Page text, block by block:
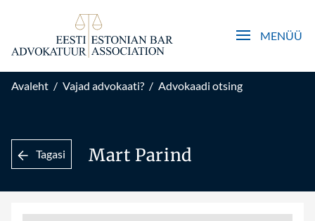
Open main
MENÜÜ
Avaleht / Vajad advokaati? / Advokaadi otsing
Tagasi Mart Parind